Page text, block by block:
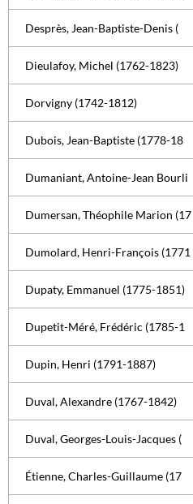
Desprès, Jean-Baptiste-Denis (
Dieulafoy, Michel (1762-1823)
Dorvigny (1742-1812)
Dubois, Jean-Baptiste (1778-18
Dumaniant, Antoine-Jean Bourli
Dumersan, Théophile Marion (17
Dumolard, Henri-François (1771
Dupaty, Emmanuel (1775-1851)
Dupetit-Méré, Frédéric (1785-1
Dupin, Henri (1791-1887)
Duval, Alexandre (1767-1842)
Duval, Georges-Louis-Jacques (
Étienne, Charles-Guillaume (17